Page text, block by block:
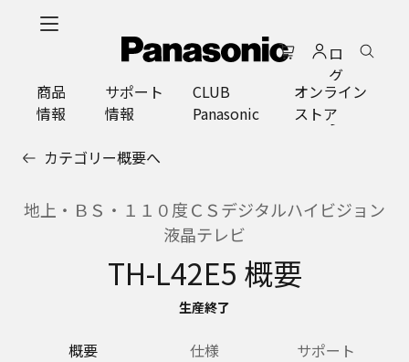
ロ
グ
イ
ン
商品
情報
サポート
情報
CLUB
Panasonic
オンライン
ストア
カテゴリー概要へ
地上・ＢＳ・１１０度ＣＳデジタルハイビジョン
液晶テレビ
TH-L42E5 概要
生産終了
概要 仕様 サポート